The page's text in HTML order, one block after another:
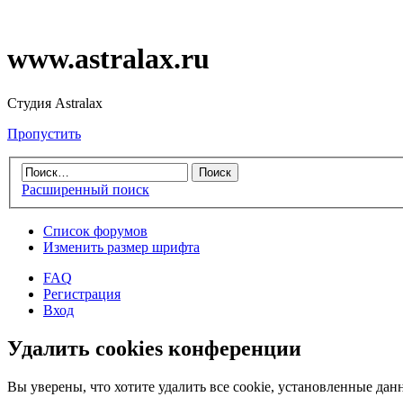
www.astralax.ru
Студия Astralax
Пропустить
Расширенный поиск
Список форумов
Изменить размер шрифта
FAQ
Регистрация
Вход
Удалить cookies конференции
Вы уверены, что хотите удалить все cookie, установленные